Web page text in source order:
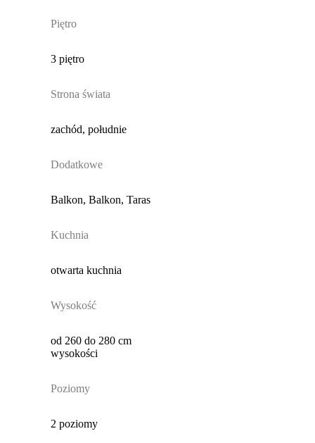
Piętro
3 piętro
Strona świata
zachód, południe
Dodatkowe
Balkon, Balkon, Taras
Kuchnia
otwarta kuchnia
Wysokość
od 260 do 280 cm
wysokości
Poziomy
2 poziomy